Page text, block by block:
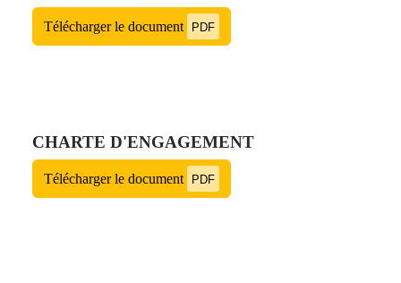
Télécharger le document PDF
CHARTE D'ENGAGEMENT
Télécharger le document PDF